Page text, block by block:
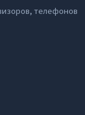
телефонов